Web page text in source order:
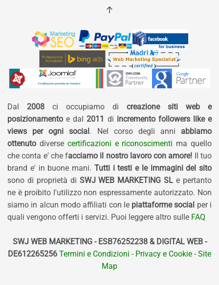
Dal 2008 ci occupiamo di creazione siti web e
posizionamento e dal 2011 di incremento followers like e
views per ogni social. Nel corso degli anni abbiamo
ottenuto diverse certificazioni e riconoscimenti ma quello
che conta e' che facciamo il nostro lavoro con amore! Il tuo
brand e' in buone mani. Tutti i testi e le immagini del sito
sono di proprietà di SWJ WEB MARKETING SL e pertanto
ne è proibito l'utilizzo non espressamente autorizzato. Non
siamo in alcun modo affiliati con le piattaforme social per i
quali vengono offerti i servizi. Puoi leggere altro sulle FAQ
SWJ WEB MARKETING - ESB76252238 & DIGITAL WEB -
DE612265256 Termini e Condizioni - Privacy e Cookie - Site
Map